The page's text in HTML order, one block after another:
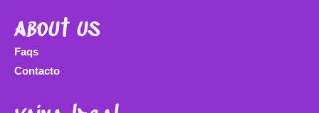
about us
Faqs
Contacto